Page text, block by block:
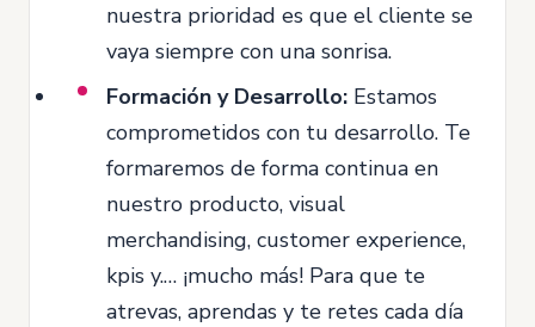
nuestra prioridad es que el cliente se
vaya siempre con una sonrisa.
Formación y Desarrollo: Estamos
comprometidos con tu desarrollo. Te
formaremos de forma continua en
nuestro producto, visual
merchandising, customer experience,
kpis y.… ¡mucho más! Para que te
atrevas, aprendas y te retes cada día